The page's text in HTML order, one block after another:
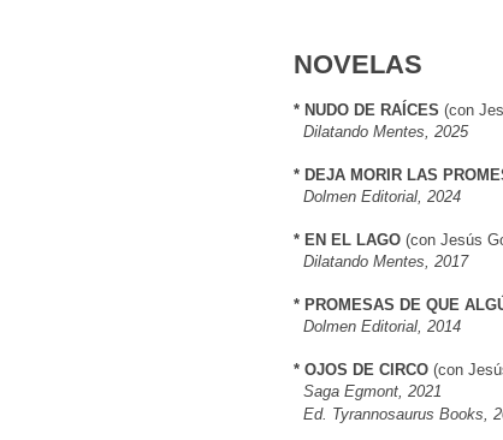
NOVELAS
* NUDO DE RAÍCES (con
Dilatando Mentes, 2025
* DEJA MORIR LAS
Dolmen Editorial, 2024
* EN EL LAGO (con Jesús
Dilatando Mentes, 2017
* PROMESAS DE QUE
Dolmen Editorial, 2014
* OJOS DE CIRCO (con
Saga Egmont, 2021
Ed. Tyrannosaurus Books,